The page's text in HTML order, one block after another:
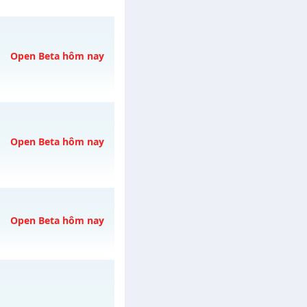
Open Beta hôm nay
vào 19h ngày
Open Beta hôm nay
08/08/2626
Open Beta hôm nay